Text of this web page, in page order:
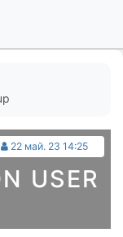
22 май. 23 14:25
USER